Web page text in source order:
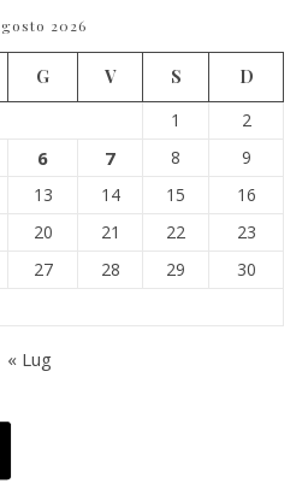
2026
G V S
D
1
2
6 7 8
9
13 14 15
16
20 21 22
23
27 28 29
30
« Lug